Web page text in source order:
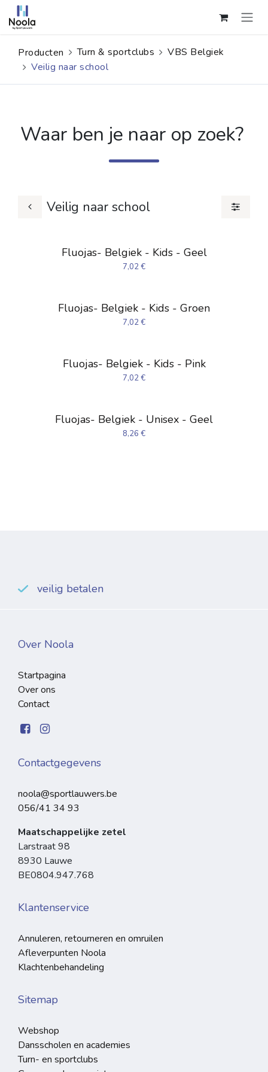
Overslaan naar inhoud
Producten Turn & sportclubs
VBS Belgiek
Veilig naar school
Waar ben je naar op zoek?
Veilig naar school
Fluojas- Belgiek - Kids - Geel
7,02€
Fluojas- Belgiek - Kids - Groen
7,02€
Fluojas- Belgiek - Kids - Pink
7,02€
Fluojas- Belgiek - Unisex - Geel
8,26 €
veilig betalen
Over Noola
Startpagina
Over ons
Contact
Contactgegevens
noola@sportlauwers.be
056/41 34 93
Maatschappelijke zetel
Larstraat 98
8930 Lauwe
BE0804.947.768
Klantenservice
Annuleren, retourneren en omruilen
Afleverpunten Noola
Klachtenbehandeling
Sitemap
Webshop
Dansscholen en academies
Turn- en sportclubs